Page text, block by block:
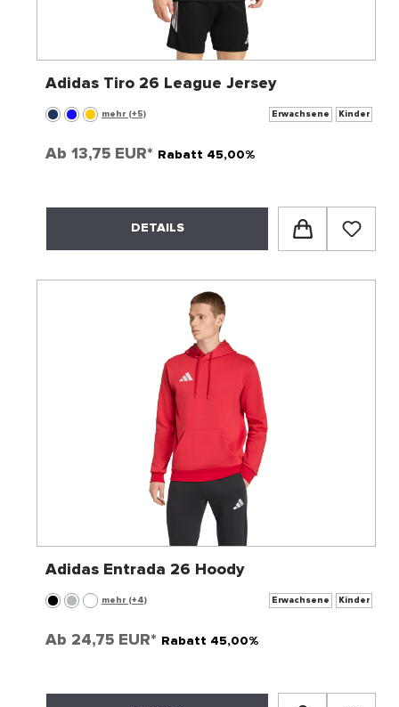
Adidas Tiro 26 League Jersey
mehr (+5) Erwachsene Kinder
Ab 13,75 EUR* Rabatt 45,00%
DETAILS
Adidas Entrada 26 Hoody
mehr (+4) Erwachsene Kinder
Ab 24,75 EUR* Rabatt 45,00%